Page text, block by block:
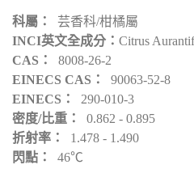
科屬：
芸香科/柑橘屬
INCI英文全成分： Citrus
CAS：
8008-26-2
EINECS CAS：
90063-52-8
EINECS：
290-010-3
密度/比重：
0.862 - 0.895
折射率：
1.478 - 1.490
閃點：
46℃